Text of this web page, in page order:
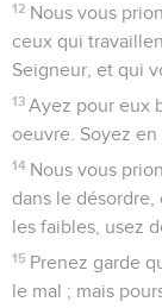
La Bible Du
2
Seuls les Évangiles
Salutation